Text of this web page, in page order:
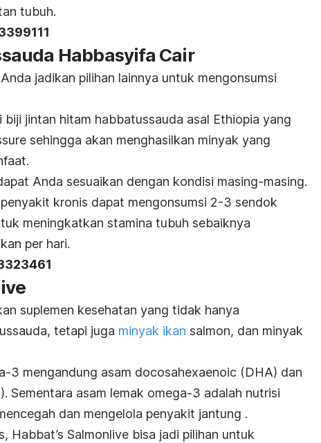
tubuh.
Habbasyifa Cair
jadikan pilihan lainnya untuk mengonsumsi
jintan hitam habbatussauda asal Ethiopia yang
sehingga akan menghasilkan minyak yang
Anda sesuaikan dengan kondisi masing-masing.
kronis dapat mengonsumsi 2-3 sendok
meningkatkan stamina tubuh sebaiknya
per hari.
suplemen kesehatan yang tidak hanya
tetapi juga minyak ikan salmon, dan minyak
3 mengandung asam docosahexaenoic (DHA) dan
Sementara asam lemak omega-3 adalah nutrisi
dan mengelola penyakit jantung .
Habbat’s Salmonlive bisa jadi pilihan untuk